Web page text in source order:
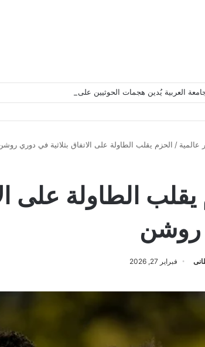
العربية يُدين هجمات الحوثيين على نجران ويدعو لوقف
عالمية / الحزم يقلب الطاولة على الاتفاق بثلاثية في دوري
الطاولة على
روشن
فبراير 27, 2026